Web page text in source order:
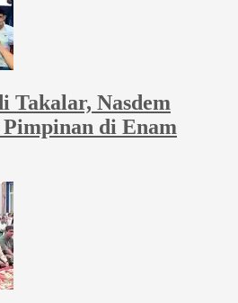
Takalar, Nasdem
di Enam